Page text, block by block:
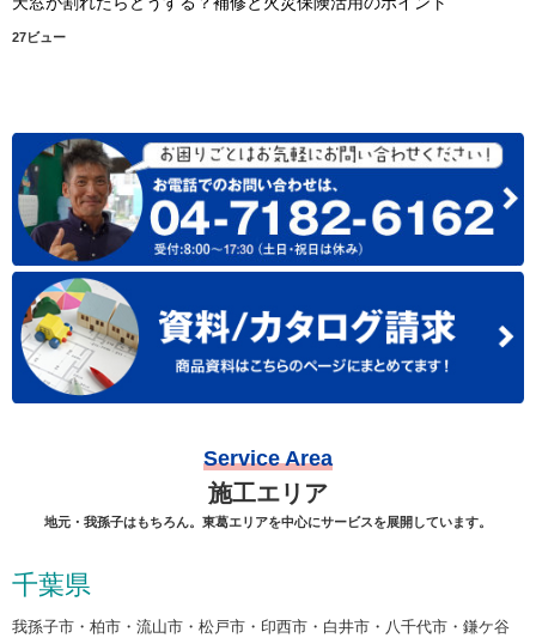
27ビュー
Service Area
施工エリア
地元・我孫子はもちろん。東葛エリアを中心にサービスを展開しています。
千葉県
我孫子市・柏市・流山市・松戸市・印西市・白井市・八千代市・鎌ケ谷